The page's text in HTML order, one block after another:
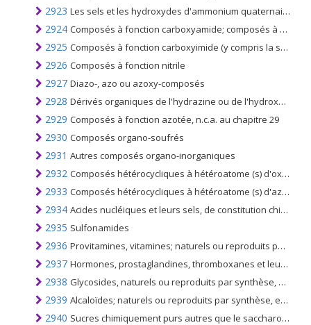
2923 Les sels et les hydroxydes d'ammonium quaternaire; lécithines et autres phosphoaminolipides, de constitution chimique définie ou non
2924 Composés à fonction carboxyamide; composés à fonction amide de l'acide carbonique
2925 Composés à fonction carboxyimide (y compris la saccharine et ses sels) et composés à fonction imine
2926 Composés à fonction nitrile
2927 Diazo-, azo ou azoxy-composés
2928 Dérivés organiques de l'hydrazine ou de l'hydroxylamine
2929 Composés à fonction azotée, n.c.a. au chapitre 29
2930 Composés organo-soufrés
2931 Autres composés organo-inorganiques
2932 Composés hétérocycliques à hétéroatome (s) d'oxygène uniquement
2933 Composés hétérocycliques à hétéroatome (s) d'azote uniquement
2934 Acides nucléiques et leurs sels, de constitution chimique définie ou non; autres composés hétérocycliques
2935 Sulfonamides
2936 Provitamines, vitamines; naturels ou reproduits par synthèse (y compris les concentrats naturels), leurs dérivés utilisés en tant que vitamines, et les mélanges de ces substances précurseurs, présents ou non dans des solvants
2937 Hormones, prostaglandines, thromboxanes et leucotriènes, naturels ou reproduits par synthèse; leurs dérivés et leurs analogues structuraux, y compris les polypeptides à chaîne modifiée, utilisés principalement comme hormones.
2938 Glycosides, naturels ou reproduits par synthèse, et leurs sels, éthers, esters et autres dérivés
2939 Alcaloïdes; naturels ou reproduits par synthèse, et leurs sels, éthers, esters et autres dérivés
2940 Sucres chimiquement purs autres que le saccharose, le lactose, le maltose, le glucose et le fructose; éthers de sucre, acétals de sucre et esters de sucres et leurs sels, autres que les produits des nos 29.37, 29.38 ou 29.39